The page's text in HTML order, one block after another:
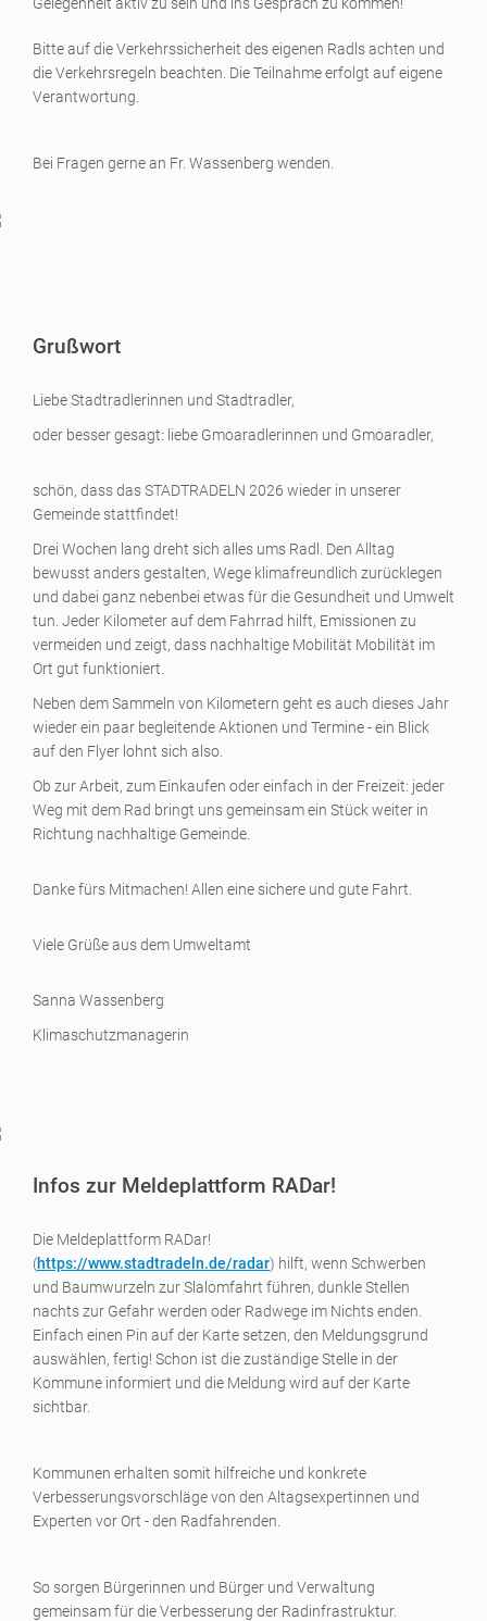
Bitte auf die Verkehrssicherheit des eigenen Radls achten und
die Verkehrsregeln beachten. Die Teilnahme erfolgt auf eigene
Verantwortung.
Bei Fragen gerne an Fr. Wassenberg wenden.
Grußwort
Liebe Stadtradlerinnen und Stadtradler,
oder besser gesagt: liebe Gmoaradlerinnen und Gmoaradler,
schön, dass das STADTRADELN 2026 wieder in unserer
Gemeinde stattfindet!
Drei Wochen lang dreht sich alles ums Radl. Den Alltag
bewusst anders gestalten, Wege klimafreundlich zurücklegen
und dabei ganz nebenbei etwas für die Gesundheit und Umwelt
tun. Jeder Kilometer auf dem Fahrrad hilft, Emissionen zu
vermeiden und zeigt, dass nachhaltige Mobilität Mobilität im
Ort gut funktioniert.
Neben dem Sammeln von Kilometern geht es auch dieses Jahr
wieder ein paar begleitende Aktionen und Termine - ein Blick
auf den Flyer lohnt sich also.
Ob zur Arbeit, zum Einkaufen oder einfach in der Freizeit: jeder
Weg mit dem Rad bringt uns gemeinsam ein Stück weiter in
Richtung nachhaltige Gemeinde.
Danke fürs Mitmachen! Allen eine sichere und gute Fahrt.
Viele Grüße aus dem Umweltamt
Sanna Wassenberg
Klimaschutzmanagerin
Infos zur Meldeplattform RADar!
Die Meldeplattform RADar!
(https://www.stadtradeln.de/radar) hilft, wenn Schwerben
und Baumwurzeln zur Slalomfahrt führen, dunkle Stellen
nachts zur Gefahr werden oder Radwege im Nichts enden.
Einfach einen Pin auf der Karte setzen, den Meldungsgrund
auswählen, fertig! Schon ist die zuständige Stelle in der
Kommune informiert und die Meldung wird auf der Karte
sichtbar.
Kommunen erhalten somit hilfreiche und konkrete
Verbesserungsvorschläge von den Altagsexpertinnen und
Experten vor Ort - den Radfahrenden.
So sorgen Bürgerinnen und Bürger und Verwaltung
gemeinsam für die Verbesserung der Radinfrastruktur.